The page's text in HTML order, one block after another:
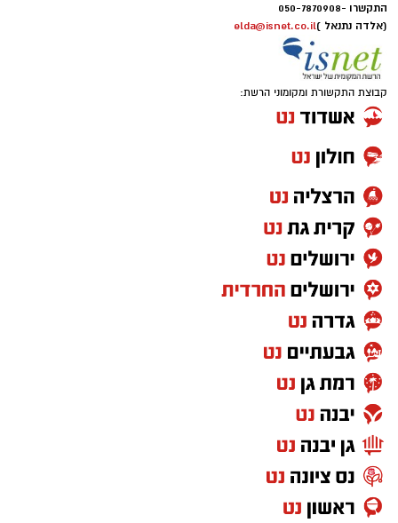
התקשרו -050-7870908
(אלדה נתנאל )elda@isnet.co.il
קבוצת התקשורת ומקומוני הרשת: